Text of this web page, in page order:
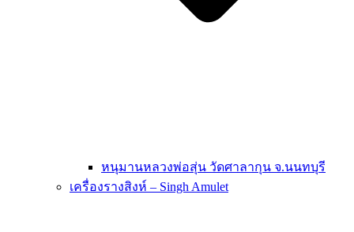
หนุมานหลวงพ่อสุ่น วัดศาลากุน จ.นนทบุรี
เครื่องรางสิงห์ – Singh Amulet